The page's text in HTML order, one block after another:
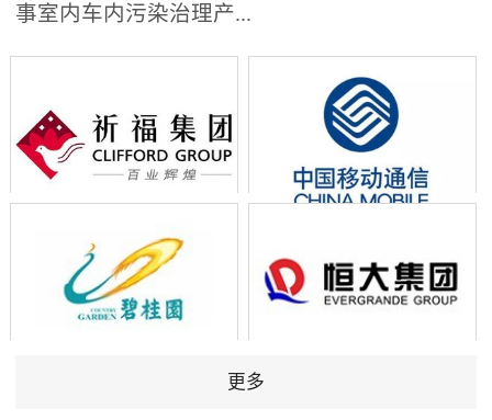
事室内车内污染治理产...
更多